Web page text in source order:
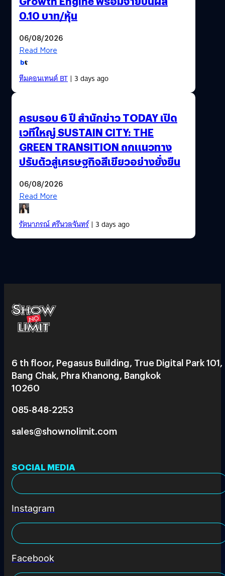
0.10 บาท/หุ้น
06/08/2026
Read More
ทีมคอนเทนต์ BT| 3 days ago
ครบรอบ 6 ปี สำนักข่าว TODAY เปิด
เวทีใหญ่ SUSTAIN CITY: THE
GREEN TRANSITION ถกแนวทาง
ปรับตัวสู่เศรษฐกิจสีเขียวอย่างยั่งยืน
06/08/2026
Read More
รัตนาภรณ์ ศรีนวลจันทร์| 3 days ago
6 th floor, Pegasus Building, True Digital Park 101,
Bang Chak, Phra Khanong, Bangkok
10260
085-848-2253
sales@shownolimit.com
SOCIAL MEDIA
Instagram
Facebook